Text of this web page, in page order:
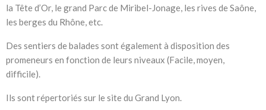
la Tête d’Or, le grand Parc de Miribel-Jonage, les rives de Saône,
les berges du Rhône, etc.
Des sentiers de balades sont également à disposition des
promeneurs en fonction de leurs niveaux (Facile, moyen,
difficile).
Ils sont répertoriés sur le site du Grand Lyon.